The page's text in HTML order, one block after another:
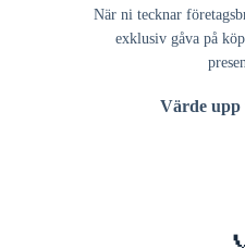
När ni tecknar
exklusiv gåva på
Värde upp